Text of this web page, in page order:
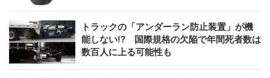
トラックの「アンダーラン防止装置」が機
能しない!? 国際規格の欠陥で年間死者数は
数百人に上る可能性も